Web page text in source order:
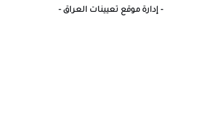
- إدارة موقع تعيينات العراق -